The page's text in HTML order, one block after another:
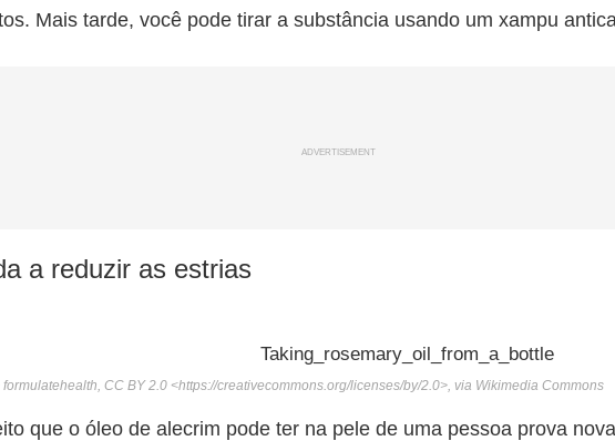
Mais tarde, você pode tirar a substância usando um xampu
ADVERTISEMENT
a reduzir as estrias
formulatehealth, CC BY 2.0 <https://creativecommons.org/licenses/by/2.0>, via Wikimedia Commons
que o óleo de alecrim pode ter na pele de uma pessoa prova